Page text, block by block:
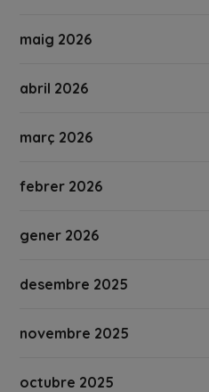
maig 2026
abril 2026
març 2026
febrer 2026
gener 2026
desembre 2025
novembre 2025
octubre 2025